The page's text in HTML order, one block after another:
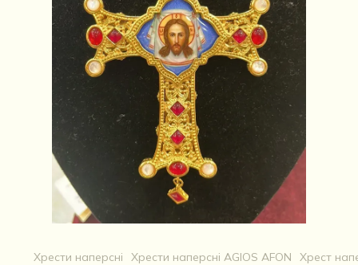
Хрести наперсні Хрести наперсні AGIOS AFON Хрест